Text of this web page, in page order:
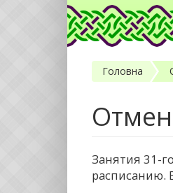
Головна
Занятия 31-
расписанию.